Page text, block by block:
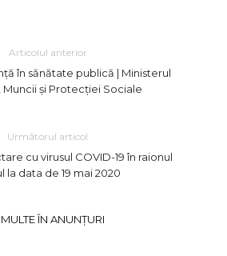
Articolul anterior
în sănătate publică | Ministerul
Muncii și Protecţiei Sociale
Următorul articol
cu virusul COVID-19 în raionul
la data de 19 mai 2020
ÎN ANUNȚURI